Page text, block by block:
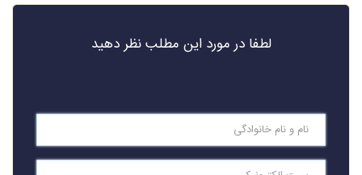
لطفا در مورد این مطلب نظر دهید